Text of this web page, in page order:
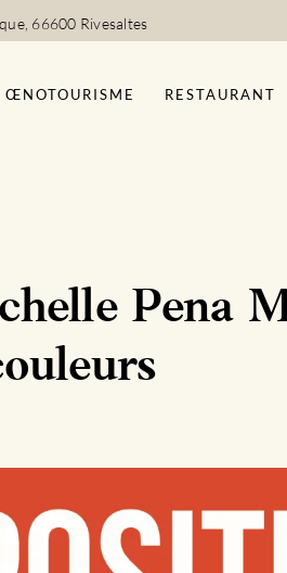
66600 Rivesaltes
ŒNOTOURISME RESTAURANT
Pena